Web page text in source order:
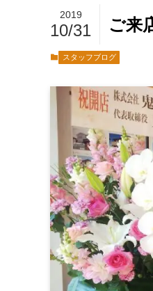
ご来
2019
10/31
スタッフブログ